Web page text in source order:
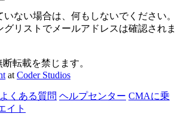
ない場合は、何もしないでください。
グリストでメールアドレスは確認されま
転載を禁じます。
at Coder Studios
よくある質問 ヘルプセンター CMAに乗
イト